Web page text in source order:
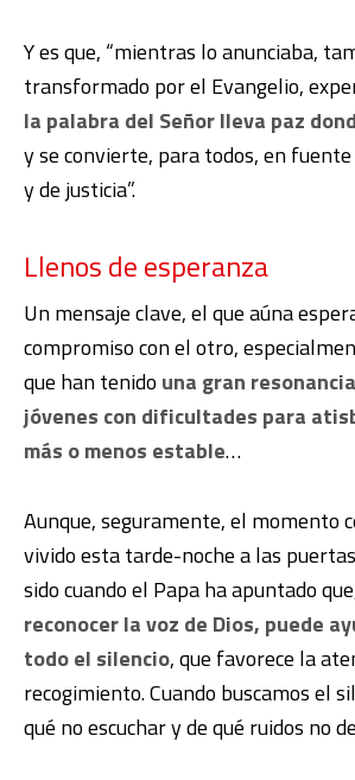
Y es que, “mientras lo anunciaba,
transformado por el Evangelio,
la palabra del Señor lleva paz
y se convierte, para todos, en
y de justicia”.
Llenos de esperanza
Un mensaje clave, el que aúna
compromiso con el otro,
que han tenido una gran
jóvenes con dificultades para
más o menos estable…
Aunque, seguramente, el momento
vivido esta tarde-noche a las
sido cuando el Papa ha apuntado
reconocer la voz de Dios, puede
todo el silencio, que favorece la
recogimiento. Cuando buscamos el
qué no escuchar y de qué ruidos no